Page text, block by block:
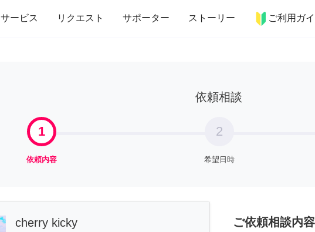
サービス リクエスト サポーター ストーリー ご利用ガ
家事 引っ越し インテリア 趣味・習い事 ペット 料理
依頼相談
1
依頼内容
2
希望日時
cherry kicky ご依頼相談内容